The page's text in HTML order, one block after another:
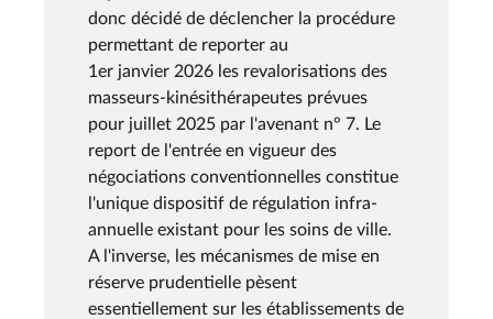
donc décidé de déclencher la procédure
permettant de reporter au
1er janvier 2026 les revalorisations des
masseurs-kinésithérapeutes prévues
pour juillet 2025 par l'avenant n° 7. Le
report de l'entrée en vigueur des
négociations conventionnelles constitue
l'unique dispositif de régulation infra-
annuelle existant pour les soins de ville.
A l'inverse, les mécanismes de mise en
réserve prudentielle pèsent
essentiellement sur les établissements de